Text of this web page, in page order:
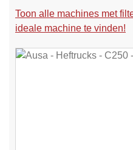
Toon alle machines met
ideale machine te vinden!